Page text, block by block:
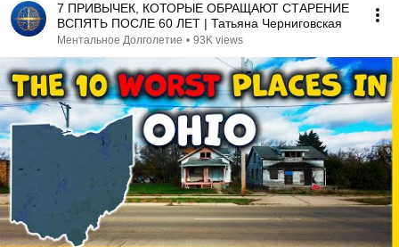
7 ПРИВЫЧЕК, КОТОРЫЕ ОБРАЩАЮТ СТАРЕНИЕ
ВСПЯТЬ ПОСЛЕ 60 ЛЕТ | Татьяна Черниговская
Ментальное Долголетие • 93K views